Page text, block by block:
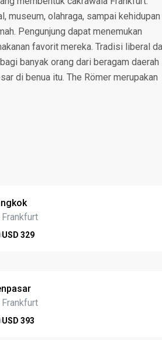
museum, olahraga, sampai kehidupan
Pengunjung dapat menemukan
favorit mereka. Tradisi liberal
banyak orang dari beragam daerah
di benua itu. The Römer merupakan
USD329
USD393